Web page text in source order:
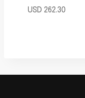
USD 262.30